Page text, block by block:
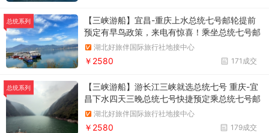
总统系列
【三峡游船】宜昌-重庆上水总统七号邮轮提前
预定有早鸟政策，来电有惊喜！乘坐总统七号邮
轮，感受总统般的人生，品美味佳肴，赏如画山
水，打卡大三峡，精华景点一个也别落下！
湖北好旅伴国际旅行社地接中心
171成交
￥2580
总统系列
【三峡游船】游长江三峡就选总统七号 重庆-宜
昌下水四天三晚总统七号快捷预定乘总统七号邮
轮，静享美好时光，观巫峡 瞿塘峡 打卡神农
溪，国之重器三峡大坝，沿途精华景点一一展
湖北好旅伴国际旅行社地接中心
179成交
￥2580